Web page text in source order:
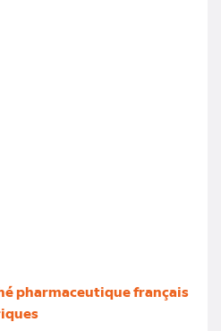
pharmaceutique français